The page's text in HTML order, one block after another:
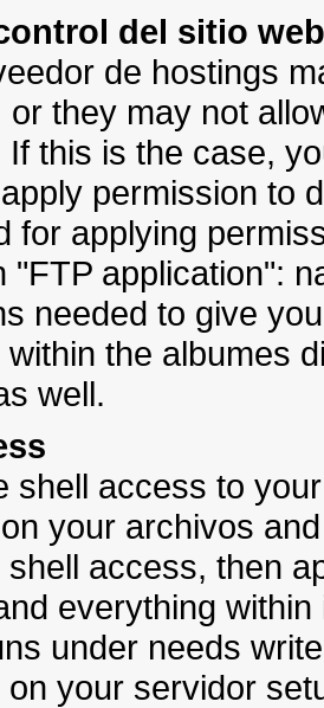
del sitio web
de hostings
or they may not
If this is the case,
permission to
for applying
"FTP application":
needed to give
the albumes
well.
shell access to
your archivos
access, then
everything
under needs
on your servidor